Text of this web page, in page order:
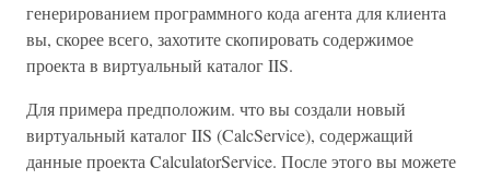
генерированием программного кода агента для клиента
вы, скорее всего, захотите скопировать содержимое
проекта в виртуальный каталог IIS.
Для примера предположим. что вы создали новый
виртуальный каталог IIS (CalcService), содержащий
данные проекта CalculatorService. После этого вы можете